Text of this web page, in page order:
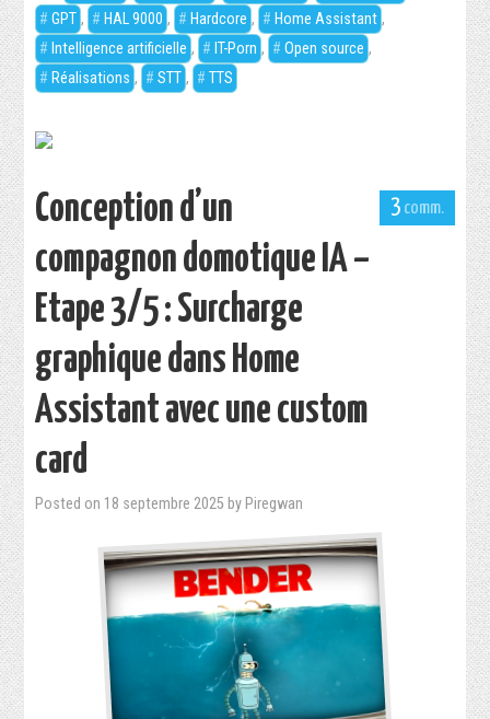
GPT , HAL 9000 , Hardcore , Home Assistant ,
Intelligence artificielle , IT-Porn , Open source ,
Réalisations , STT , TTS
3
Conception d’un
compagnon domotique IA –
Etape 3/5 : Surcharge
graphique dans Home
Assistant avec une custom
card
Posted on 18 septembre 2025 by Piregwan